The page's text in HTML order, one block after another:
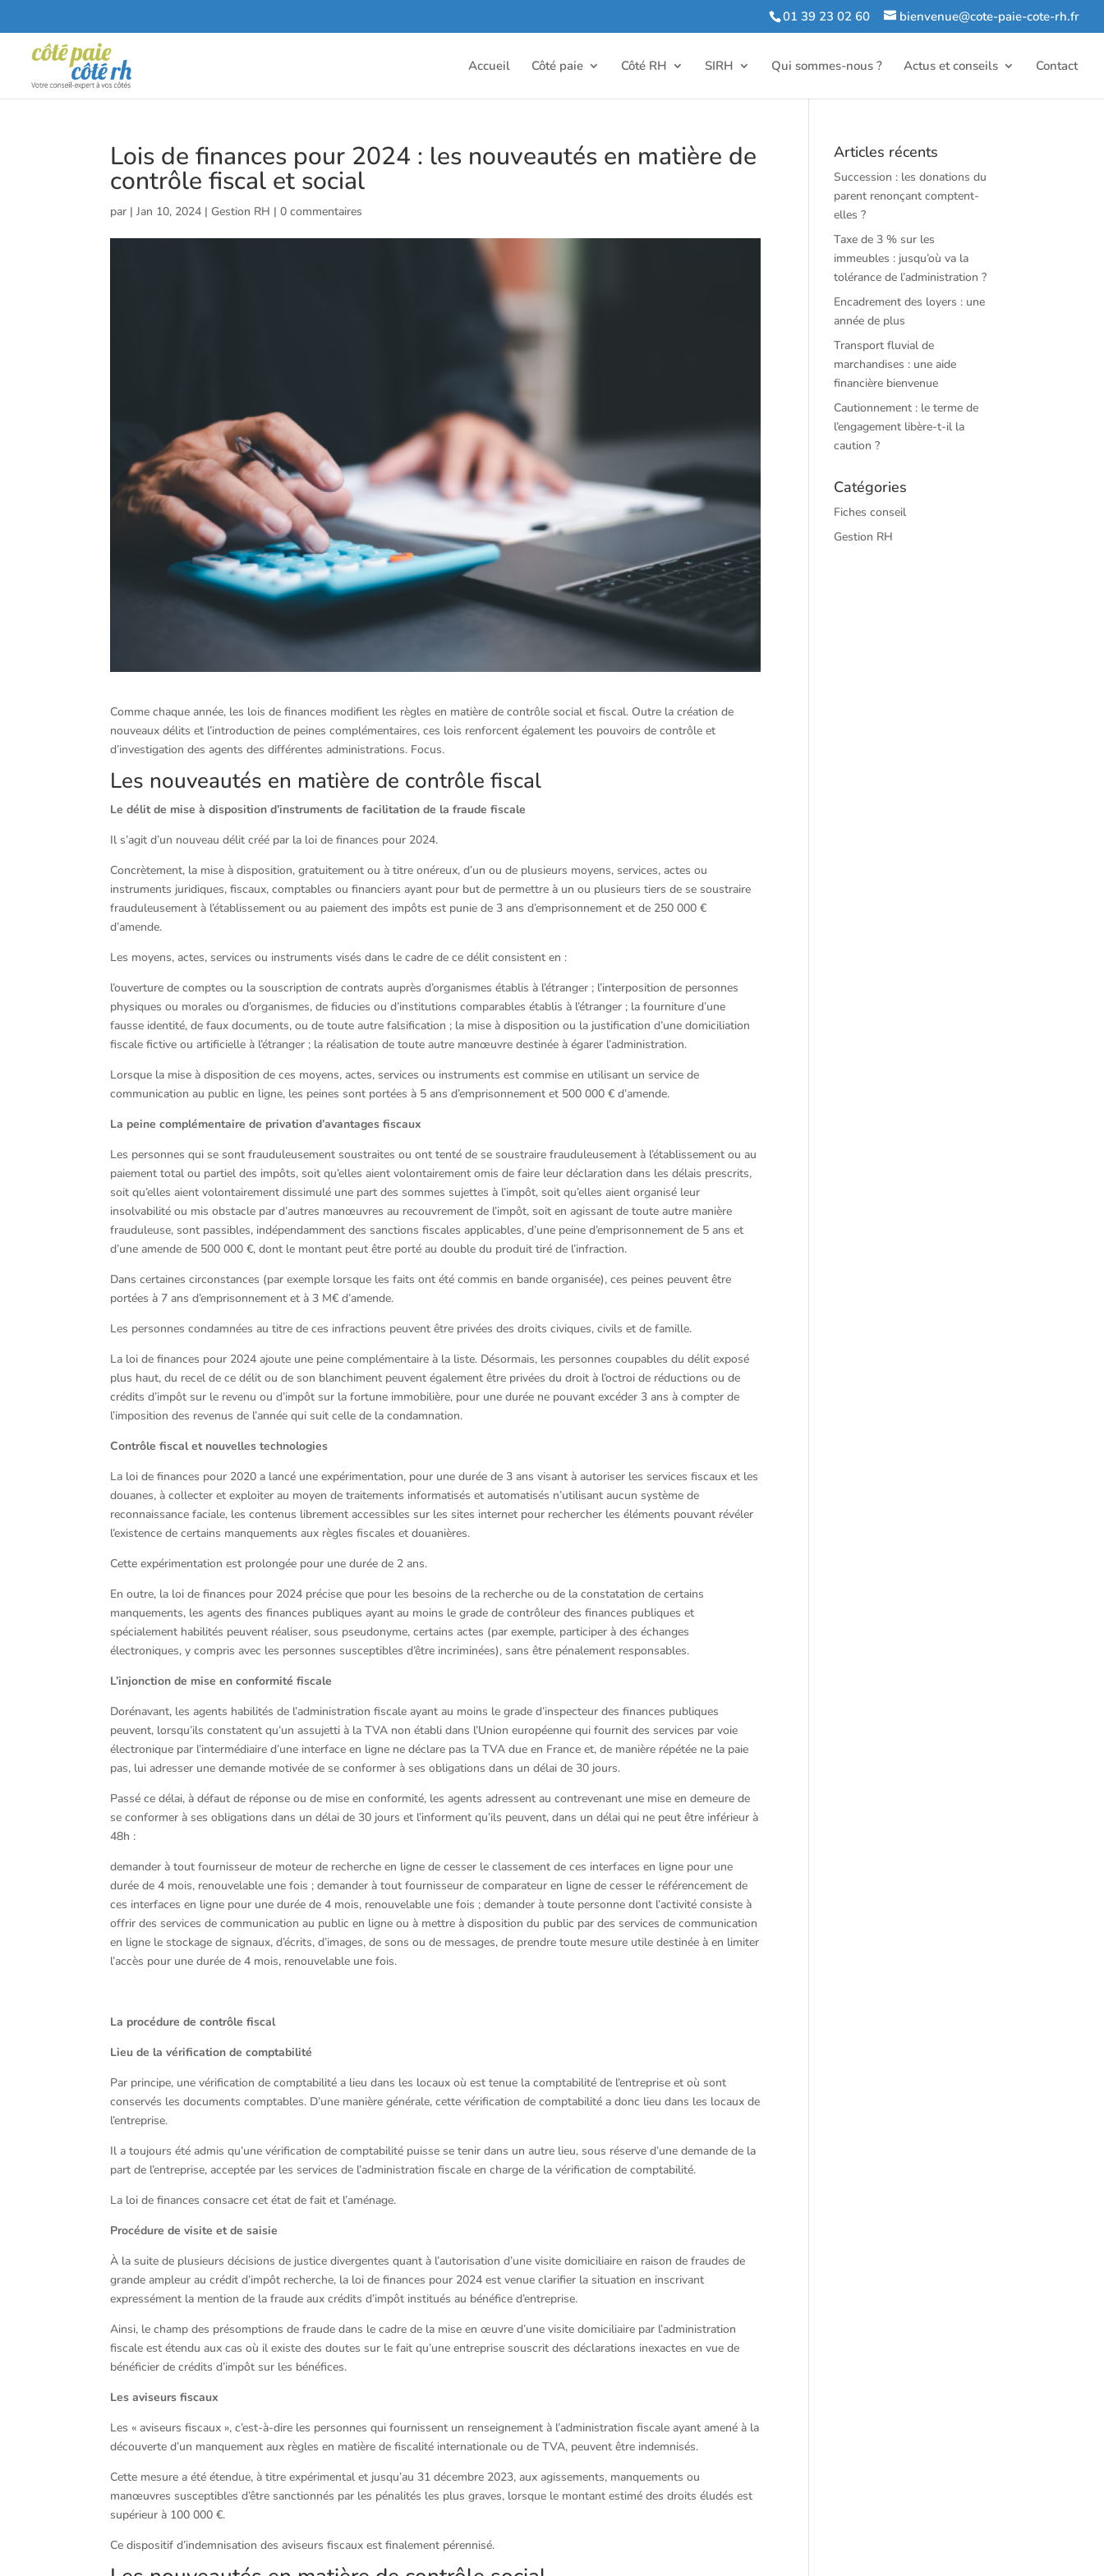
01 39 23 02 60 bienvenue@cote-paie-cote-rh.fr
Accueil Côté paie Côté RH SIRH Qui sommes-nous ? Actus et conseils Contact
Lois de finances pour 2024 : les nouveautés en matière de
contrôle fiscal et social
par |Jan 10, 2024 | Gestion RH |0 commentaires
Comme chaque année, les lois de finances modifient les règles en matière de contrôle social et fiscal. Outre la création de
nouveaux délits et l’introduction de peines complémentaires, ces lois renforcent également les pouvoirs de contrôle et
d’investigation des agents des différentes administrations. Focus.
Les nouveautés en matière de contrôle fiscal
Le délit de mise à disposition d’instruments de facilitation de la fraude fiscale
Il s’agit d’un nouveau délit créé par la loi de finances pour 2024.
Concrètement, la mise à disposition, gratuitement ou à titre onéreux, d’un ou de plusieurs moyens, services, actes ou
instruments juridiques, fiscaux, comptables ou financiers ayant pour but de permettre à un ou plusieurs tiers de se soustraire
frauduleusement à l’établissement ou au paiement des impôts est punie de 3 ans d’emprisonnement et de 250 000 €
d’amende.
Les moyens, actes, services ou instruments visés dans le cadre de ce délit consistent en :
l’ouverture de comptes ou la souscription de contrats auprès d’organismes établis à l’étranger ; l’interposition de personnes
physiques ou morales ou d’organismes, de fiducies ou d’institutions comparables établis à l’étranger ; la fourniture d’une
fausse identité, de faux documents, ou de toute autre falsification ; la mise à disposition ou la justification d’une domiciliation
fiscale fictive ou artificielle à l’étranger ; la réalisation de toute autre manœuvre destinée à égarer l’administration.
Lorsque la mise à disposition de ces moyens, actes, services ou instruments est commise en utilisant un service de
communication au public en ligne, les peines sont portées à 5 ans d’emprisonnement et 500 000 € d’amende.
La peine complémentaire de privation d’avantages fiscaux
Les personnes qui se sont frauduleusement soustraites ou ont tenté de se soustraire frauduleusement à l’établissement ou au
paiement total ou partiel des impôts, soit qu’elles aient volontairement omis de faire leur déclaration dans les délais prescrits,
soit qu’elles aient volontairement dissimulé une part des sommes sujettes à l’impôt, soit qu’elles aient organisé leur
insolvabilité ou mis obstacle par d’autres manœuvres au recouvrement de l’impôt, soit en agissant de toute autre manière
frauduleuse, sont passibles, indépendamment des sanctions fiscales applicables, d’une peine d’emprisonnement de 5 ans et
d’une amende de 500 000 €, dont le montant peut être porté au double du produit tiré de l’infraction.
Dans certaines circonstances (par exemple lorsque les faits ont été commis en bande organisée), ces peines peuvent être
portées à 7 ans d’emprisonnement et à 3 M€ d’amende.
Les personnes condamnées au titre de ces infractions peuvent être privées des droits civiques, civils et de famille.
La loi de finances pour 2024 ajoute une peine complémentaire à la liste. Désormais, les personnes coupables du délit exposé
plus haut, du recel de ce délit ou de son blanchiment peuvent également être privées du droit à l’octroi de réductions ou de
crédits d’impôt sur le revenu ou d’impôt sur la fortune immobilière, pour une durée ne pouvant excéder 3 ans à compter de
l’imposition des revenus de l’année qui suit celle de la condamnation.
Contrôle fiscal et nouvelles technologies
La loi de finances pour 2020 a lancé une expérimentation, pour une durée de 3 ans visant à autoriser les services fiscaux et les
douanes, à collecter et exploiter au moyen de traitements informatisés et automatisés n’utilisant aucun système de
reconnaissance faciale, les contenus librement accessibles sur les sites internet pour rechercher les éléments pouvant révéler
l’existence de certains manquements aux règles fiscales et douanières.
Cette expérimentation est prolongée pour une durée de 2 ans.
En outre, la loi de finances pour 2024 précise que pour les besoins de la recherche ou de la constatation de certains
manquements, les agents des finances publiques ayant au moins le grade de contrôleur des finances publiques et
spécialement habilités peuvent réaliser, sous pseudonyme, certains actes (par exemple, participer à des échanges
électroniques, y compris avec les personnes susceptibles d’être incriminées), sans être pénalement responsables.
L’injonction de mise en conformité fiscale
Dorénavant, les agents habilités de l’administration fiscale ayant au moins le grade d’inspecteur des finances publiques
peuvent, lorsqu’ils constatent qu’un assujetti à la TVA non établi dans l’Union européenne qui fournit des services par voie
électronique par l’intermédiaire d’une interface en ligne ne déclare pas la TVA due en France et, de manière répétée ne la paie
pas, lui adresser une demande motivée de se conformer à ses obligations dans un délai de 30 jours.
Passé ce délai, à défaut de réponse ou de mise en conformité, les agents adressent au contrevenant une mise en demeure de
se conformer à ses obligations dans un délai de 30 jours et l’informent qu’ils peuvent, dans un délai qui ne peut être inférieur à
48h :
demander à tout fournisseur de moteur de recherche en ligne de cesser le classement de ces interfaces en ligne pour une
durée de 4 mois, renouvelable une fois ; demander à tout fournisseur de comparateur en ligne de cesser le référencement de
ces interfaces en ligne pour une durée de 4 mois, renouvelable une fois ; demander à toute personne dont l’activité consiste à
offrir des services de communication au public en ligne ou à mettre à disposition du public par des services de communication
en ligne le stockage de signaux, d’écrits, d’images, de sons ou de messages, de prendre toute mesure utile destinée à en limiter
l’accès pour une durée de 4 mois, renouvelable une fois.
La procédure de contrôle fiscal
Lieu de la vérification de comptabilité
Par principe, une vérification de comptabilité a lieu dans les locaux où est tenue la comptabilité de l’entreprise et où sont
conservés les documents comptables. D’une manière générale, cette vérification de comptabilité a donc lieu dans les locaux de
l’entreprise.
Il a toujours été admis qu’une vérification de comptabilité puisse se tenir dans un autre lieu, sous réserve d’une demande de la
part de l’entreprise, acceptée par les services de l’administration fiscale en charge de la vérification de comptabilité.
La loi de finances consacre cet état de fait et l’aménage.
Procédure de visite et de saisie
À la suite de plusieurs décisions de justice divergentes quant à l’autorisation d’une visite domiciliaire en raison de fraudes de
grande ampleur au crédit d’impôt recherche, la loi de finances pour 2024 est venue clarifier la situation en inscrivant
expressément la mention de la fraude aux crédits d’impôt institués au bénéfice d’entreprise.
Ainsi, le champ des présomptions de fraude dans le cadre de la mise en œuvre d’une visite domiciliaire par l’administration
fiscale est étendu aux cas où il existe des doutes sur le fait qu’une entreprise souscrit des déclarations inexactes en vue de
bénéficier de crédits d’impôt sur les bénéfices.
Les aviseurs fiscaux
Les « aviseurs fiscaux », c’est-à-dire les personnes qui fournissent un renseignement à l’administration fiscale ayant amené à la
découverte d’un manquement aux règles en matière de fiscalité internationale ou de TVA, peuvent être indemnisés.
Cette mesure a été étendue, à titre expérimental et jusqu’au 31 décembre 2023, aux agissements, manquements ou
manœuvres susceptibles d’être sanctionnés par les pénalités les plus graves, lorsque le montant estimé des droits éludés est
supérieur à 100 000 €.
Ce dispositif d’indemnisation des aviseurs fiscaux est finalement pérennisé.
Articles récents
Succession : les donations du
parent renonçant comptent-
elles ?
Taxe de 3 % sur les
immeubles : jusqu’où va la
tolérance de l’administration ?
Encadrement des loyers : une
année de plus
Transport fluvial de
marchandises : une aide
financière bienvenue
Cautionnement : le terme de
l’engagement libère-t-il la
caution ?
Catégories
Fiches conseil
Gestion RH